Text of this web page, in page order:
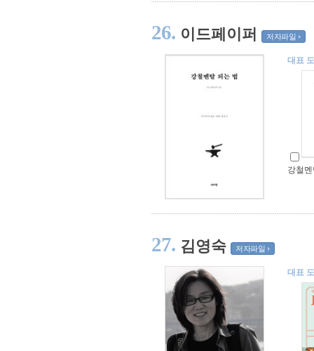
26. 이드페이퍼 저자파일
대표
강철
27. 김영숙 저자파일
대표